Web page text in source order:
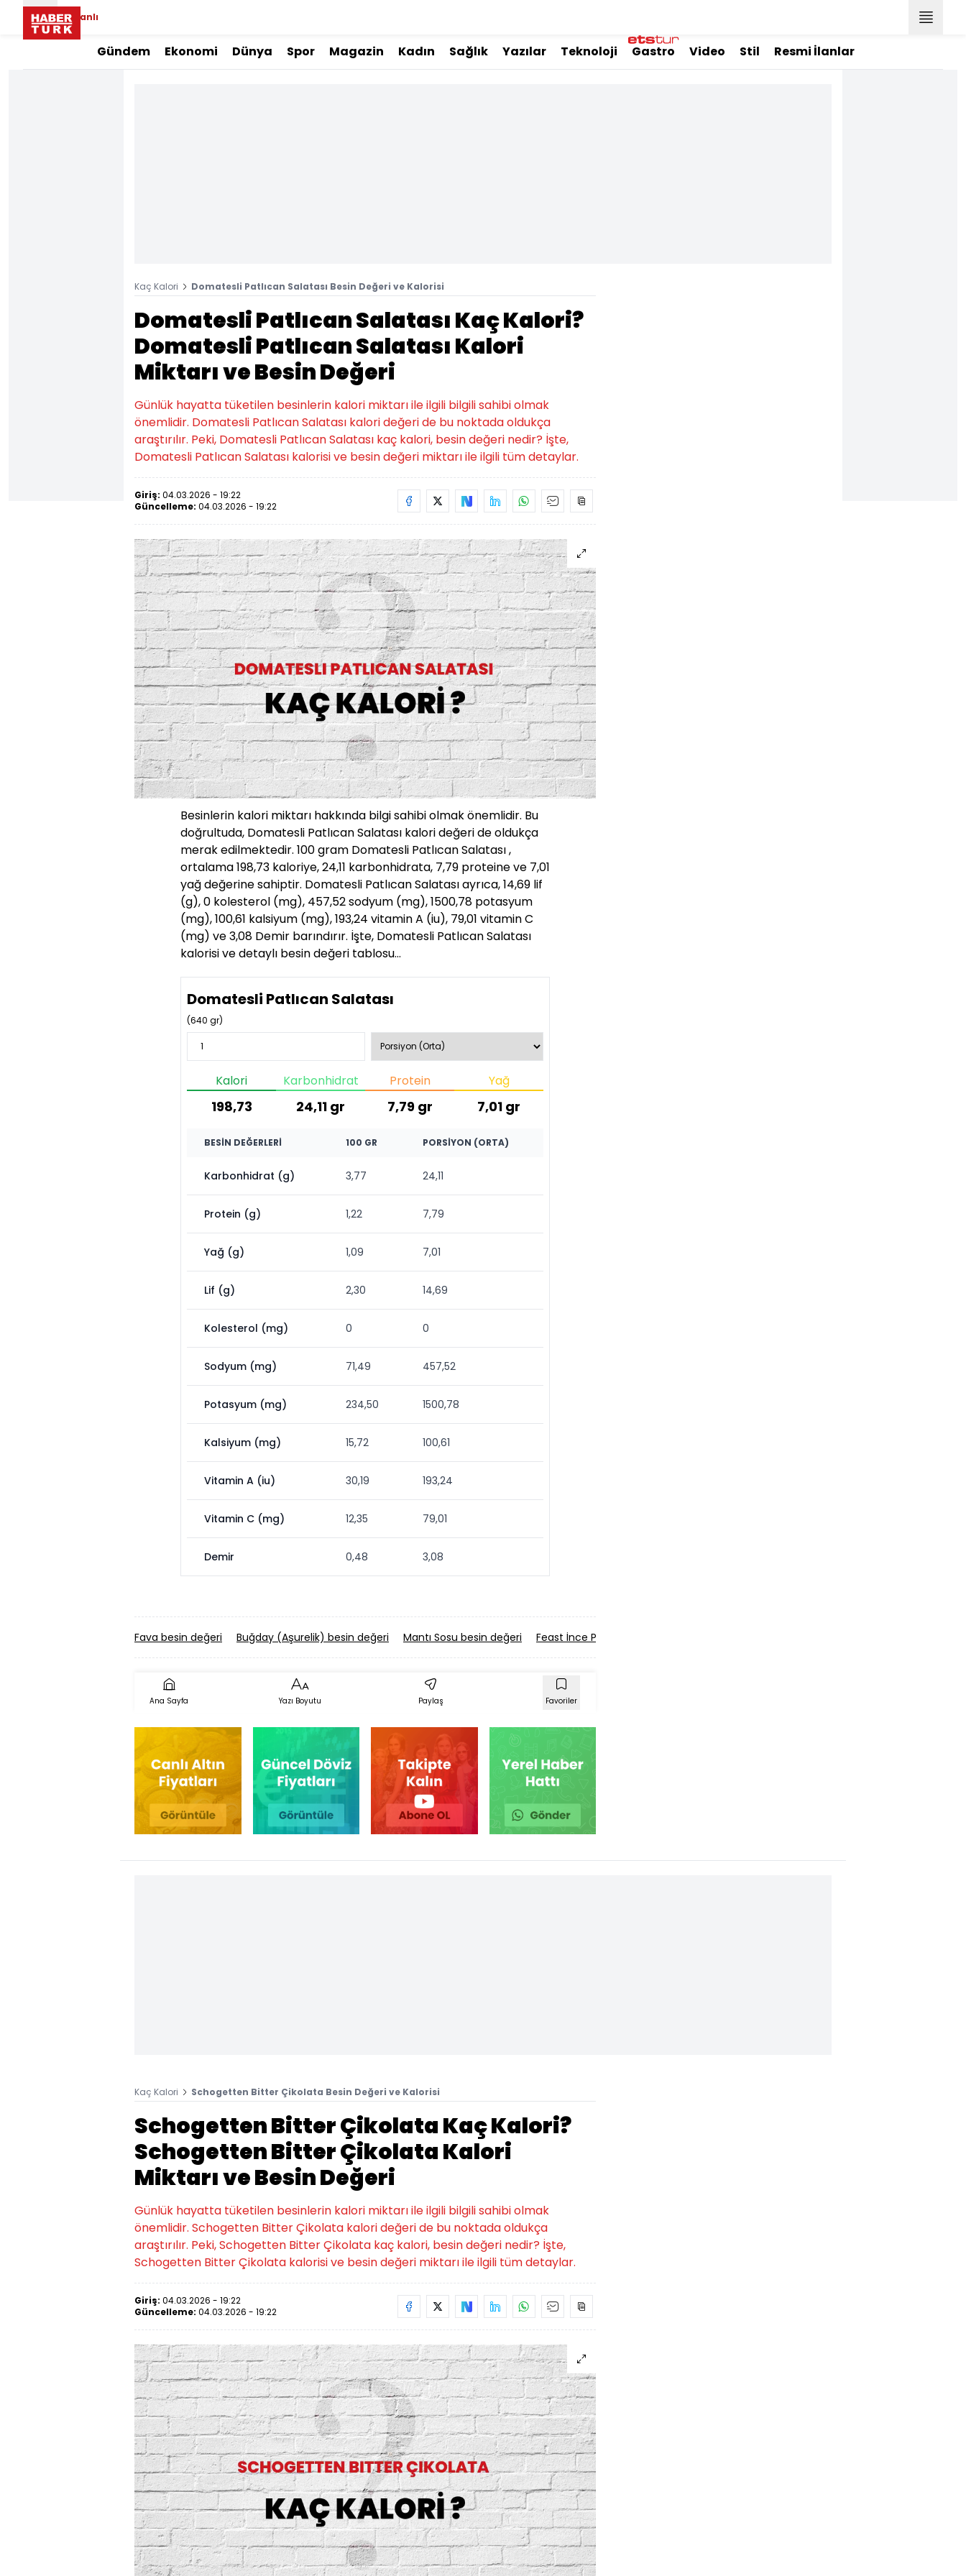
Canlı
Gündem Ekonomi Dünya Spor Magazin Kadın Sağlık Yazılar Teknoloji Gastro Video Stil Resmi İlanlar
Kaç Kalori Domatesli Patlıcan Salatası Besin Değeri ve Kalorisi
Domatesli Patlıcan Salatası Kaç Kalori?
Domatesli Patlıcan Salatası Kalori
Miktarı ve Besin Değeri
Günlük hayatta tüketilen besinlerin kalori miktarı ile ilgili bilgili sahibi olmak
önemlidir. Domatesli Patlıcan Salatası kalori değeri de bu noktada oldukça
araştırılır. Peki, Domatesli Patlıcan Salatası kaç kalori, besin değeri nedir? İşte,
Domatesli Patlıcan Salatası kalorisi ve besin değeri miktarı ile ilgili tüm detaylar.
Giriş: 04.03.2026 - 19:22
Güncelleme: 04.03.2026 - 19:22
Besinlerin kalori miktarı hakkında bilgi sahibi olmak önemlidir. Bu
doğrultuda, Domatesli Patlıcan Salatası kalori değeri de oldukça
merak edilmektedir. 100 gram Domatesli Patlıcan Salatası ,
ortalama 198,73 kaloriye, 24,11 karbonhidrata, 7,79 proteine ve 7,01
yağ değerine sahiptir. Domatesli Patlıcan Salatası ayrıca, 14,69 lif
(g), 0 kolesterol (mg), 457,52 sodyum (mg), 1500,78 potasyum
(mg), 100,61 kalsiyum (mg), 193,24 vitamin A (iu), 79,01 vitamin C
(mg) ve 3,08 Demir barındırır. İşte, Domatesli Patlıcan Salatası
kalorisi ve detaylı besin değeri tablosu…
Domatesli Patlıcan Salatası
(640 gr)
Kalori
198,73
Karbonhidrat
24,11 gr
Protein
7,79gr
Yağ
7,01 gr
BESIN DEĞERLERI 100 GR PORSIYON (ORTA)
Karbonhidrat (g) 3,77 24,11
Protein (g) 1,22 7,79
Yağ (g) 1,09 7,01
Lif (g) 2,30 14,69
Kolesterol (mg) 0 0
Sodyum (mg) 71,49 457,52
Potasyum (mg) 234,50 1500,78
Kalsiyum (mg) 15,72 100,61
Vitamin A (iu) 30,19 193,24
Vitamin C (mg) 12,35 79,01
Demir 0,48 3,08
Fava besin değeri Buğday (Aşurelik) besin değeri Mantı Sosu besin değeri Feast İnce Patates besin değeri
Ana Sayfa Yazı Boyutu Paylaş Favoriler
Kaç Kalori Schogetten Bitter Çikolata Besin Değeri ve Kalorisi
Schogetten Bitter Çikolata Kaç Kalori?
Schogetten Bitter Çikolata Kalori
Miktarı ve Besin Değeri
Günlük hayatta tüketilen besinlerin kalori miktarı ile ilgili bilgili sahibi olmak
önemlidir. Schogetten Bitter Çikolata kalori değeri de bu noktada oldukça
araştırılır. Peki, Schogetten Bitter Çikolata kaç kalori, besin değeri nedir? İşte,
Schogetten Bitter Çikolata kalorisi ve besin değeri miktarı ile ilgili tüm detaylar.
Giriş: 04.03.2026 - 19:22
Güncelleme: 04.03.2026 - 19:22